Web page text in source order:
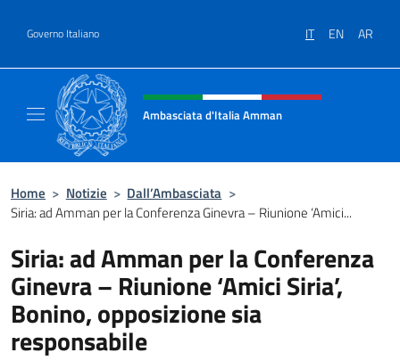
Governo Italiano IT EN AR
Intestazione sito, social e menù
Ambasciata d'Italia Amman
Home > Notizie > Dall’Ambasciata >
Siria: ad Amman per la Conferenza Ginevra – Riunione ‘Amici...
Siria: ad Amman per la Conferenza
Ginevra – Riunione ‘Amici Siria’,
Bonino, opposizione sia
responsabile